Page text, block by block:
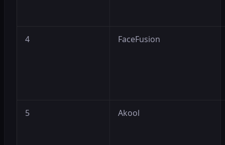
4 FaceFusion
5 Akool